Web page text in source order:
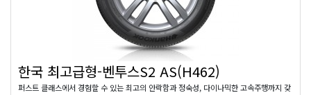
한국 최고급형-벤투스S2 AS(H462)
퍼스트 클래스에서 경험할 수 있는 최고의 안락함과 정숙성, 다이나믹한 고속주행까지 갖